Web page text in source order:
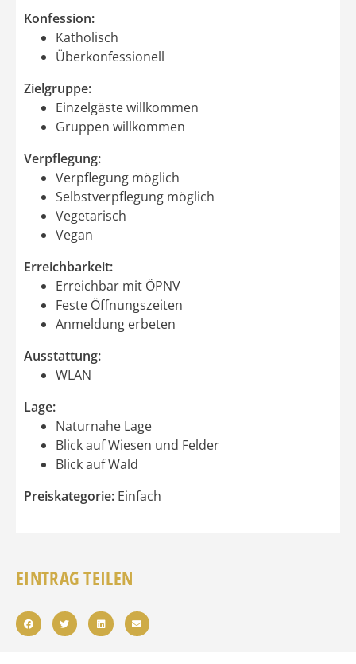
Konfession:
Katholisch
Überkonfessionell
Zielgruppe:
Einzelgäste willkommen
Gruppen willkommen
Verpflegung:
Verpflegung möglich
Selbstverpflegung möglich
Vegetarisch
Vegan
Erreichbarkeit:
Erreichbar mit ÖPNV
Feste Öffnungszeiten
Anmeldung erbeten
Ausstattung:
WLAN
Lage:
Naturnahe Lage
Blick auf Wiesen und Felder
Blick auf Wald
Preiskategorie: Einfach
EINTRAG TEILEN